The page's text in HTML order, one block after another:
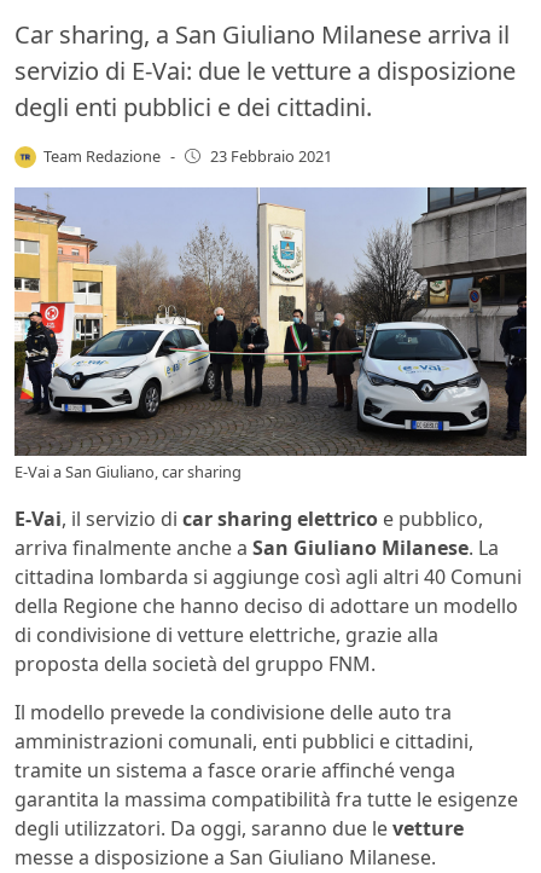
Car sharing, a San Giuliano Milanese arriva il
servizio di E-Vai: due le vetture a disposizione
degli enti pubblici e dei cittadini.
Team Redazione - 23 Febbraio 2021
E-Vai a San Giuliano, car sharing
E-Vai, il servizio di car sharing elettrico e pubblico,
arriva finalmente anche a San Giuliano Milanese. La
cittadina lombarda si aggiunge così agli altri 40 Comuni
della Regione che hanno deciso di adottare un modello
di condivisione di vetture elettriche, grazie alla
proposta della società del gruppo FNM.
Il modello prevede la condivisione delle auto tra
amministrazioni comunali, enti pubblici e cittadini,
tramite un sistema a fasce orarie affinché venga
garantita la massima compatibilità fra tutte le esigenze
degli utilizzatori. Da oggi, saranno due levetture
messe a disposizione a San Giuliano Milanese.